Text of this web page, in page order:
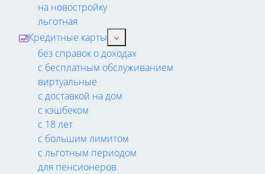
на новостройку
льготная
Кредитные карты
без справок о доходах
с бесплатным обслуживанием
виртуальные
с доставкой на дом
с кэшбеком
с 18 лет
с большим лимитом
с льготным периодом
для пенсионеров